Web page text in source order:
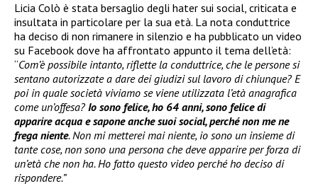
Licia Colò è stata bersaglio degli hater sui social, criticata e
insultata in particolare per la sua età. La nota conduttrice
ha deciso di non rimanere in silenzio e ha pubblicato un video
su Facebook dove ha affrontato appunto il tema dell’età:
“Com’è possibile intanto, riflette la conduttrice, che le persone si
sentano autorizzate a dare dei giudizi sul lavoro di chiunque? E
poi in quale società viviamo se viene utilizzata l’età anagrafica
come un’offesa? Io sono felice, ho 64 anni, sono felice di
apparire acqua e sapone anche suoi social, perché non me ne
frega niente. Non mi metterei mai niente, io sono un insieme di
tante cose, non sono una persona che deve apparire per forza di
un’età che non ha. Ho fatto questo video perché ho deciso di
rispondere.”